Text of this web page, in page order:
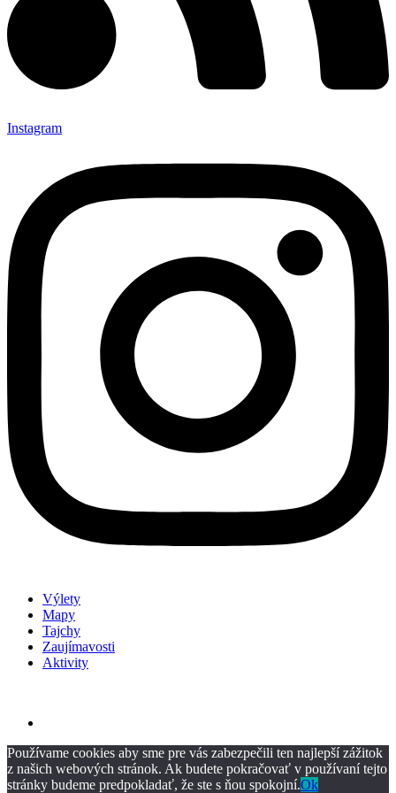
Instagram
Výlety
Mapy
Tajchy
Zaujímavosti
Aktivity
Používame cookies aby sme pre vás zabezpečili ten najlepší zážitok
z našich webových stránok. Ak budete pokračovať v používaní tejto
stránky budeme predpokladať, že ste s ňou spokojní.Ok